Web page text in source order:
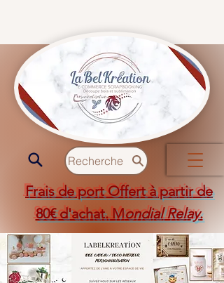
Recherche
Frais de port Offert à partir de
80€ d'achat. Mondial Relay.